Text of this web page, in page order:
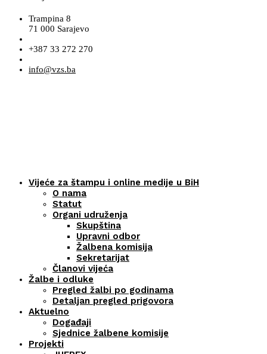
Trampina 8
71 000 Sarajevo
+387 33 272 270
info@vzs.ba
Vijeće za štampu i online medije u BiH
O nama
Statut
Organi udruženja
Skupština
Upravni odbor
Žalbena komisija
Sekretarijat
Članovi vijeća
Žalbe i odluke
Pregled žalbi po godinama
Detaljan pregled prigovora
Aktuelno
Događaji
Sjednice žalbene komisije
Projekti